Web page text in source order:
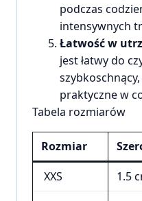
podczas
intensywnych
Łatwość w
jest łatwy do
praktyczne w
Tabela rozmiarów
Rozmiar
XXS
1.5